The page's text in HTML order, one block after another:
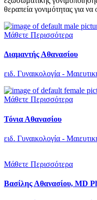
θεραπεία γονιμότητας για
Μάθετε Περισσότερα
Διαμαντής Αθανασίου
ειδ. Γυναικολογία -
Μάθετε Περισσότερα
Τόνια Αθανασίου
ειδ. Γυναικολογία -
Μάθετε Περισσότερα
Βασίλης Αθανασίου, MD